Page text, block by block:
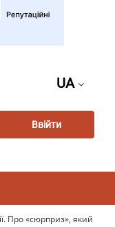
UA
Ввійти
Про «сюрприз», який